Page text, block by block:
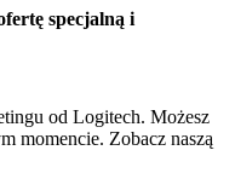
specjalną i
od Logitech. Możesz
momencie. Zobacz naszą